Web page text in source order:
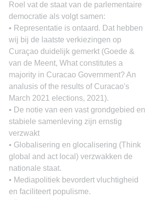
Roel vat de staat van de parlementaire
democratie als volgt samen:
• Representatie is ontaard. Dat hebben
wij bij de laatste verkiezingen op
Curaçao duidelijk gemerkt (Goede &
van de Meent, What constitutes a
majority in Curacao Government? An
analusis of the results of Curacao's
March 2021 elections, 2021).
• De notie van een vast grondgebied en
stabiele samenleving zijn ernstig
verzwakt
• Globalisering en glocalisering (Think
global and act local) verzwakken de
nationale staat.
• Mediapolitiek bevordert vluchtigheid
en faciliteert populisme.